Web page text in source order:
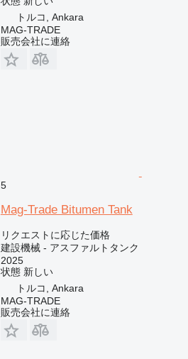
トルコ, Ankara
MAG-TRADE
販売会社に連絡
5
Mag-Trade Bitumen Tank
リクエストに応じた価格
建設機械 - アスファルトタンク
2025
状態新しい
トルコ, Ankara
MAG-TRADE
販売会社に連絡